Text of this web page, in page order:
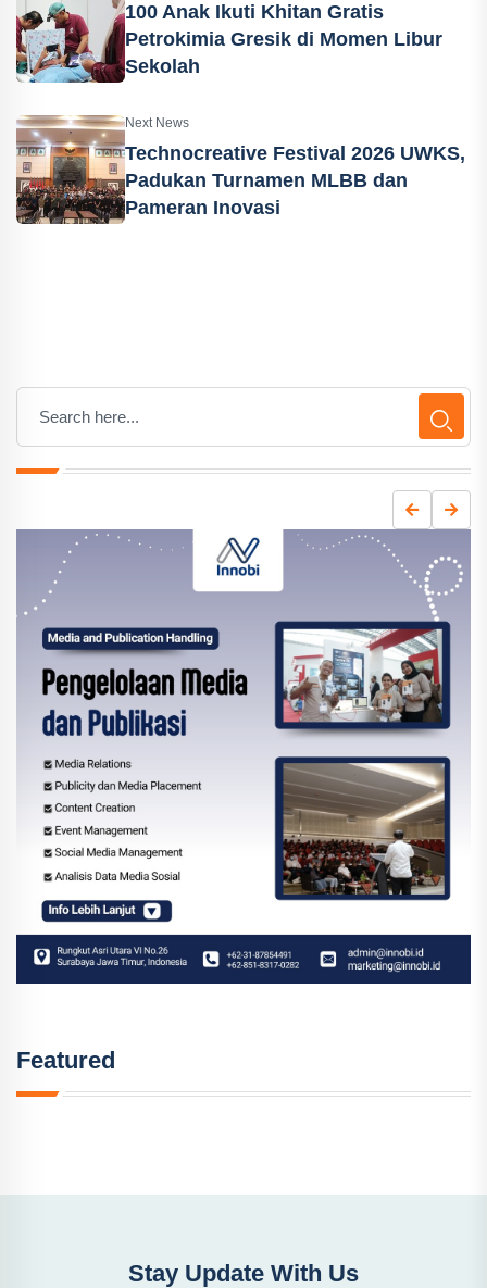
100 Anak Ikuti Khitan Gratis
Petrokimia Gresik di Momen Libur
Sekolah
Next News
Technocreative Festival 2026 UWKS,
Padukan Turnamen MLBB dan
Pameran Inovasi
Featured
Stay Update With Us